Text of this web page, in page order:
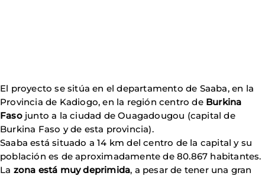
El proyecto se sitúa en el departamento de Saaba, en la
Provincia de Kadiogo, en la región centro de Burkina
Faso junto a la ciudad de Ouagadougou (capital de
Burkina Faso y de esta provincia).
Saaba está situado a 14 km del centro de la capital y su
población es de aproximadamente de 80.867 habitantes.
La zona está muy deprimida, a pesar de tener una gran